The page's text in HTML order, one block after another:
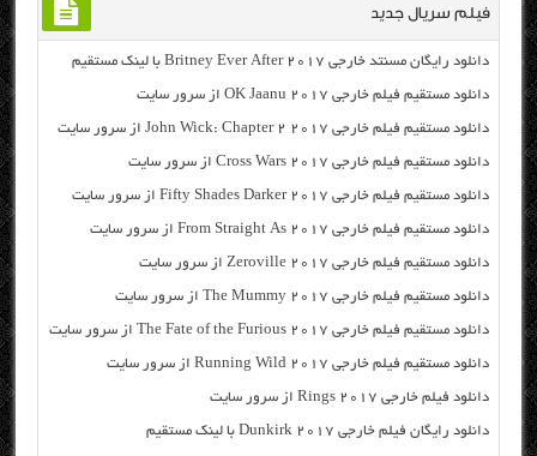
فیلم سریال جدید
دانلود رایگان مسنتد خارجی Britney Ever After 2017 با لینک مستقیم
دانلود مستقیم فیلم خارجی OK Jaanu 2017 از سرور سایت
دانلود مستقیم فیلم خارجی John Wick: Chapter 2 2017 از سرور سایت
دانلود مستقیم فیلم خارجی Cross Wars 2017 از سرور سایت
دانلود مستقیم فیلم خارجی Fifty Shades Darker 2017 از سرور سایت
دانلود مستقیم فیلم خارجی From Straight As 2017 از سرور سایت
دانلود مستقیم فیلم خارجی Zeroville 2017 از سرور سایت
دانلود مستقیم فیلم خارجی The Mummy 2017 از سرور سایت
دانلود مستقیم فیلم خارجی The Fate of the Furious 2017 از سرور سایت
دانلود مستقیم فیلم خارجی Running Wild 2017 از سرور سایت
دانلود فیلم خارجی Rings 2017 از سرور سایت
دانلود رایگان فیلم خارجی Dunkirk 2017 با لینک مستقیم